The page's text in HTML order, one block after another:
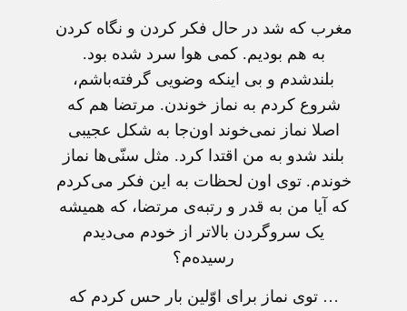
مغرب که شد در حال فکر کردن و نگاه کردن
به هم بودیم. کمی هوا سرد شده بود.
بلندشدم و بی اینکه وضویی گرفته‌باشم،
شروع کردم به نماز خوندن. مرتضا هم که
اصلا نماز نمی‌خوند اون‌جا به شکل عجیبی
بلند شدو به من اقتدا کرد. مثل سنّی‌ها نماز
خوندم. توی اون لحظات به این فکر می‌کردم
که آیا من به قدر و رتبه‌ی مرتضا، که همیشه
یک سروگردن بالاتر از خودم می‌دیدم
رسید‌ه‌م؟
… توی نماز برای اوّلین بار حس کردم که